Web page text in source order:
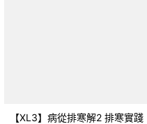
【XL3】病從排寒解2 排寒實踐